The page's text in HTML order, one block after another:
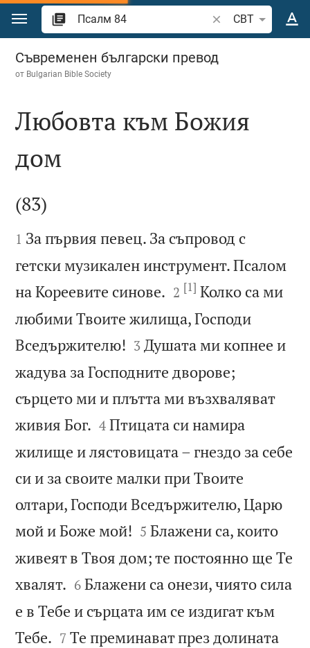
Преминете към съдържанието
Търсете стих или
CBT
Псалм 84
Съвременен български превод
от Bulgarian Bible Society

Любовта към Божия
дом

(83)

1 За първия певец. За съпровод с
гетски музикален инструмент. Псалом
на Кореевите синове. 

2 [1] Колко са ми
любими Твоите жилища, Господи
Вседържителю! 

3 Душата ми копнее и
жадува за Господните дворове;
сърцето ми и плътта ми възхваляват
живия Бог. 

4 Птицата си намира
жилище и лястовицата – гнездо за себе
си и за своите малки при Твоите
олтари, Господи Вседържителю, Царю
мой и Боже мой! 

5 Блажени са, които
живеят в Твоя дом; те постоянно ще Те
хвалят. 

6 Блажени са онези, чиято сила
е в Тебе и сърцата им се издигат към
Тебе. 

7 Те преминават през долината